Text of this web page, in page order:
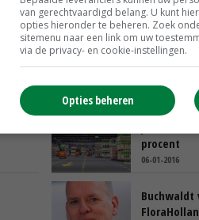
VBN: één
01-02-2016
procent
06-01-2016
Buchwaldt
van gerechtvaardigd belang. U kunt
opties hieronder te beheren. Zoek
sitemenu naar een link om uw
via de privacy- en cookie-instellingen.
Opties beheren